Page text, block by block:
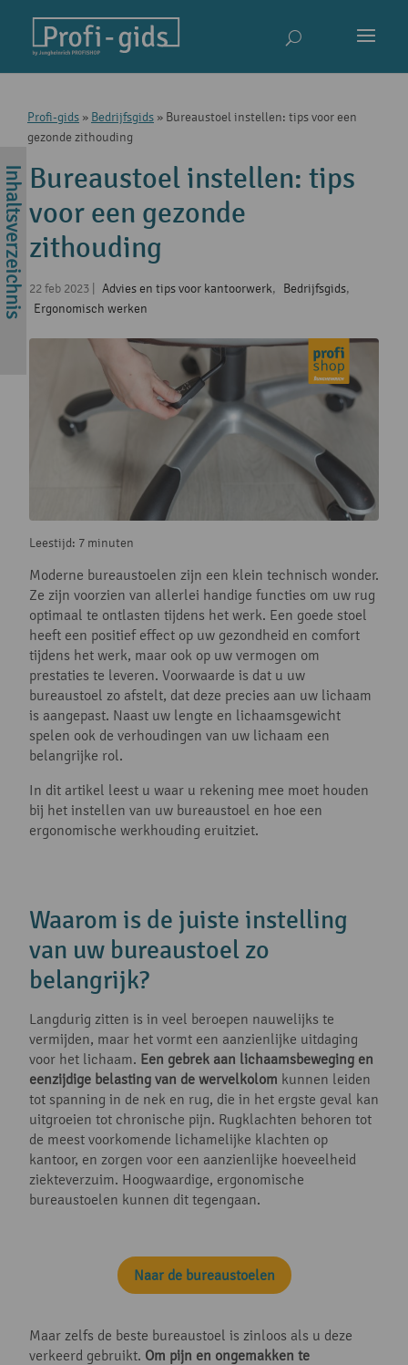
Profi-gids » Bedrijfsgids » Bureaustoel instellen: tips voor een
gezonde zithouding
Bureaustoel instellen: tips
voor een gezonde
zithouding
22 feb 2023 Advies en tips voor kantoorwerk, Bedrijfsgids,
Ergonomisch werken
Leestijd: 7 minuten
Moderne bureaustoelen zijn een klein technisch wonder.
Ze zijn voorzien van allerlei handige functies om uw rug
optimaal te ontlasten tijdens het werk. Een goede stoel
heeft een positief effect op uw gezondheid en comfort
tijdens het werk, maar ook op uw vermogen om
prestaties te leveren. Voorwaarde is dat u uw
bureaustoel zo afstelt, dat deze precies aan uw lichaam
is aangepast. Naast uw lengte en lichaamsgewicht
spelen ook de verhoudingen van uw lichaam een
belangrijke rol.
In dit artikel leest u waar u rekening mee moet houden
bij het instellen van uw bureaustoel en hoe een
ergonomische werkhouding eruitziet.
Waarom is de juiste instelling
van uw bureaustoel zo
belangrijk?
Langdurig zitten is in veel beroepen nauwelijks te
vermijden, maar het vormt een aanzienlijke uitdaging
voor het lichaam. Een gebrek aan lichaamsbeweging en
eenzijdige belasting van de wervelkolom kunnen leiden
tot spanning in de nek en rug, die in het ergste geval kan
uitgroeien tot chronische pijn. Rugklachten behoren tot
de meest voorkomende lichamelijke klachten op
kantoor, en zorgen voor een aanzienlijke hoeveelheid
ziekteverzuim. Hoogwaardige, ergonomische
bureaustoelen kunnen dit tegengaan.
Naar de bureaustoelen
Maar zelfs de beste bureaustoel is zinloos als u deze
verkeerd gebruikt. Om pijn en ongemakken te